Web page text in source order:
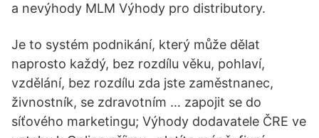
a nevýhody MLM Výhody pro distributory.
Je to systém podnikání, který může dělat
naprosto každý, bez rozdílu věku, pohlaví,
vzdělání, bez rozdílu zda jste zaměstnanec,
živnostník, se zdravotním … zapojit se do
síťového marketingu; Výhody dodavatele ČRE ve